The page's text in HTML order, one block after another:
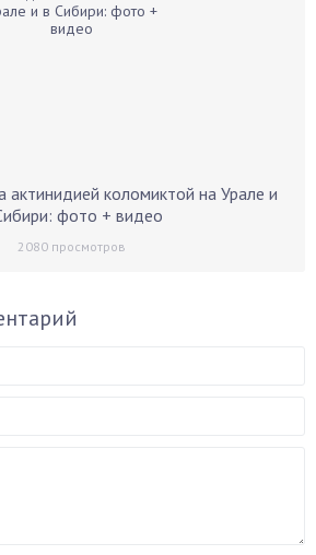
актинидией коломиктой на Урале и
фото + видео
2080просмотров